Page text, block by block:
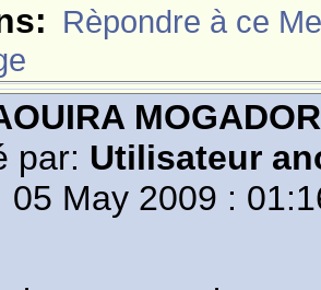
Rèpondre à ce
MOGADOR
par: Utilisateur
05 May 2009 :